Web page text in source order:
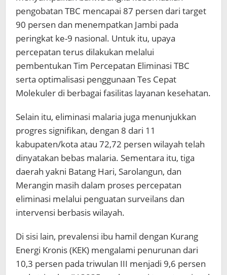
pengobatan TBC mencapai 87 persen dari target
90 persen dan menempatkan Jambi pada
peringkat ke-9 nasional. Untuk itu, upaya
percepatan terus dilakukan melalui
pembentukan Tim Percepatan Eliminasi TBC
serta optimalisasi penggunaan Tes Cepat
Molekuler di berbagai fasilitas layanan kesehatan.
Selain itu, eliminasi malaria juga menunjukkan
progres signifikan, dengan 8 dari 11
kabupaten/kota atau 72,72 persen wilayah telah
dinyatakan bebas malaria. Sementara itu, tiga
daerah yakni Batang Hari, Sarolangun, dan
Merangin masih dalam proses percepatan
eliminasi melalui penguatan surveilans dan
intervensi berbasis wilayah.
Di sisi lain, prevalensi ibu hamil dengan Kurang
Energi Kronis (KEK) mengalami penurunan dari
10,3 persen pada triwulan III menjadi 9,6 persen